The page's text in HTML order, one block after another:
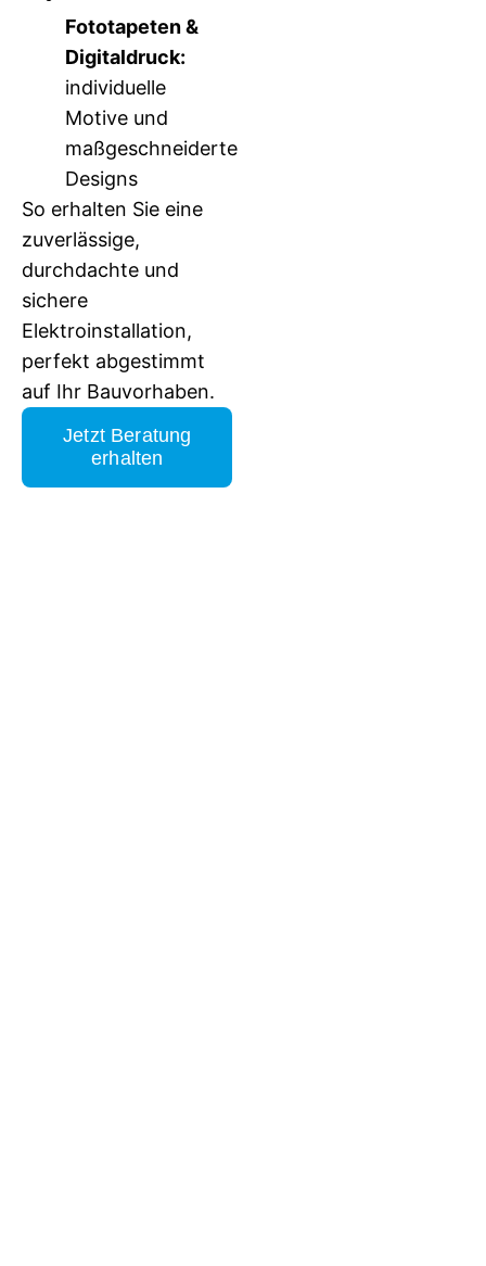
Fototapeten &
Digitaldruck:
individuelle
Motive und
maßgeschneiderte
Designs
So erhalten Sie eine
zuverlässige,
durchdachte und
sichere
Elektroinstallation,
perfekt abgestimmt
auf Ihr Bauvorhaben.
Jetzt Beratung
erhalten